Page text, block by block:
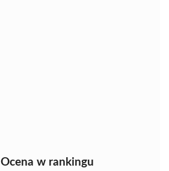
Ocena w rankingu